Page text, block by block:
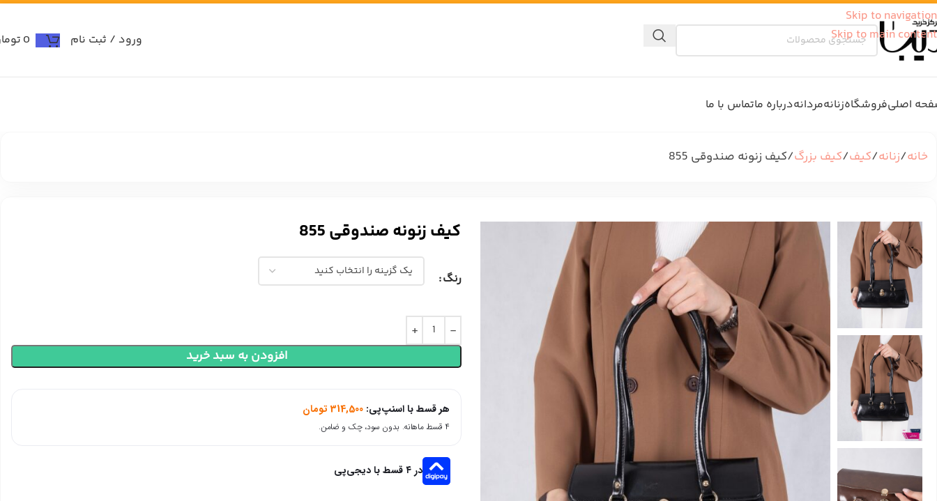
Skip to navigation
Skip to main content
ورود / ثبت نام 0
اصلیفروشگاهزنانهمردانهدرباره ماتماس با ما
خانه زنانه کیف کیف بزرگ کیف زنونه صندوقی 855
کیف زنونه صندوقی 855
رنگ
افزودن به سبد خرید
هر قسط با اسنپ‌پی: 314,500 تومان
۴ قسط ماهانه. بدون سود، چک و ضامن.
در ۴ قسط با دیجی‌پی